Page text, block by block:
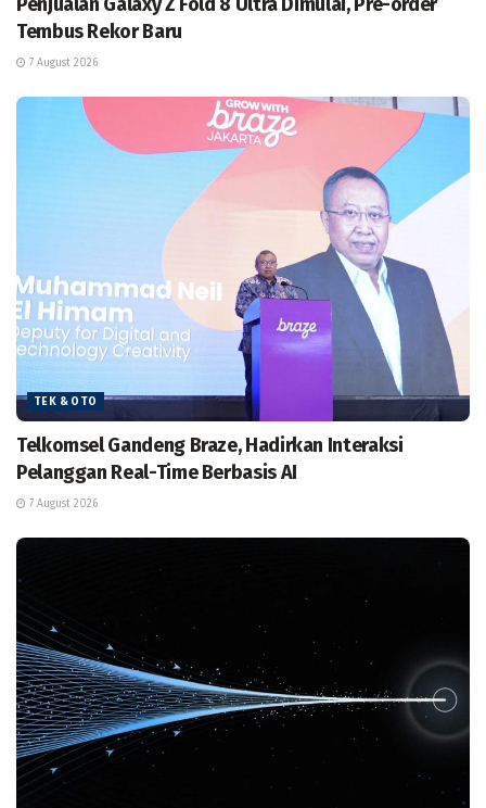
Tembus Rekor Baru
7 August 2026
TEK & OTO
Telkomsel Gandeng Braze, Hadirkan Interaksi
Pelanggan Real-Time Berbasis AI
7 August 2026